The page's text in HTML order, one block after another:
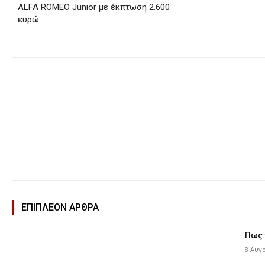
ALFA ROMEO Junior με έκπτωση 2.600
ευρώ
ΕΠΙΠΛΕΟΝ ΑΡΘΡΑ
Πως
8